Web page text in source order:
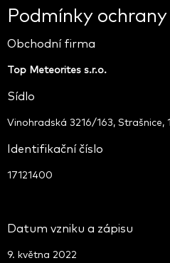
Podmínky
Obchodní firma
Top Meteorites s.r.o.
Sídlo
Vinohradská 3216/163, Strašnice,
Identifikační číslo
17121400
Datum vzniku a zápisu
9. května 2022